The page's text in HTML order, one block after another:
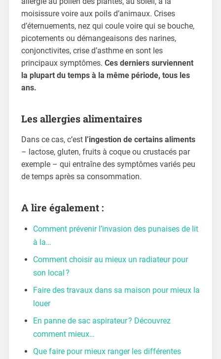
moisissure voire aux poils d’animaux. Crises
d’éternuements, nez qui coule voire qui se bouche,
picotements ou démangeaisons des narines,
conjonctivites, crise d’asthme en sont les
principaux symptômes. Ces derniers surviennent
la plupart du temps à la même période, tous les
ans.
Les allergies alimentaires
Dans ce cas, c’est l’ingestion de certains aliments
– lactose, gluten, fruits à coque ou crustacés par
exemple – qui entraîne des symptômes variés peu
de temps après sa consommation.
A lire également :
Comment prévenir l’invasion des punaises de lit
à la…
Comment choisir au mieux un radiateur pour
son local ?
Faire des travaux dans sa maison pour mieux la
louer
En panne de sac aspirateur ? Découvrez
comment mieux…
Que faire pour mieux ranger les différentes